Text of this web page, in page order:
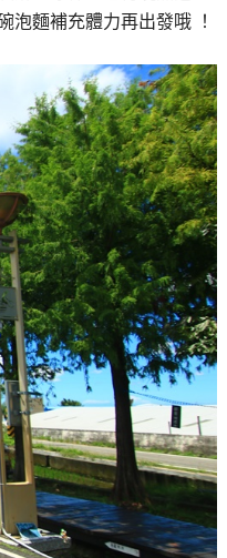
泡麵補充體力再出發哦 ！